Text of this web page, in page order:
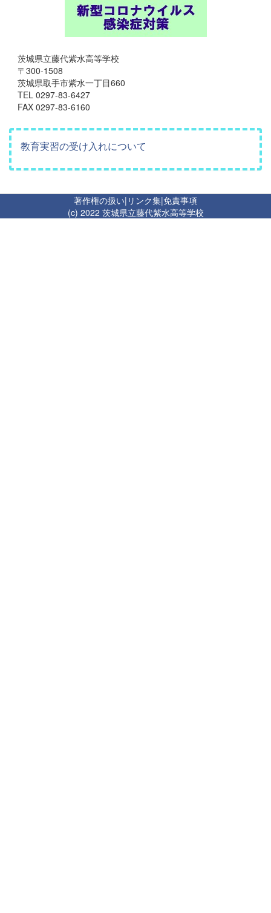
茨城県立藤代紫水高等学校
〒300-1508
茨城県取手市紫水一丁目660
TEL 0297-83-6427
FAX 0297-83-6160
教育実習の受け入れについて
著作権の扱い| リンク集|免責事項
(c) 2022 茨城県立藤代紫水高等学校